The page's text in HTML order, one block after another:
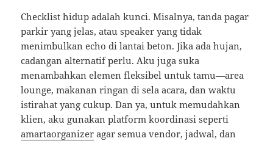
Checklist hidup adalah kunci. Misalnya, tanda pagar
parkir yang jelas, atau speaker yang tidak
menimbulkan echo di lantai beton. Jika ada hujan,
cadangan alternatif perlu. Aku juga suka
menambahkan elemen fleksibel untuk tamu—area
lounge, makanan ringan di sela acara, dan waktu
istirahat yang cukup. Dan ya, untuk memudahkan
klien, aku gunakan platform koordinasi seperti
amartaorganizer agar semua vendor, jadwal, dan